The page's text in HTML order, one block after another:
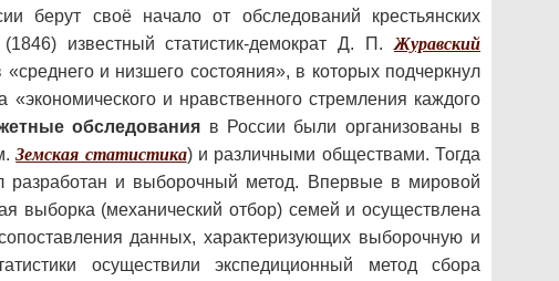
берут своё начало от обследований крестьянских
известный статистик-демократ Д. П. Журавский
и низшего состояния», в которых подчеркнул
и нравственного стремления каждого
обследования в России были организованы в
Земская статистика) и различными обществами. Тогда
и выборочный метод. Впервые в мировой
выборка (механический отбор) семей и осуществлена
данных, характеризующих выборочную и
осуществили экспедиционный метод сбора